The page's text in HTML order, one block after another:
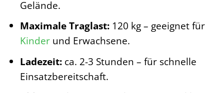
Gelände.
Maximale Traglast:120 kg – geeignet für
Kinderund Erwachsene.
Ladezeit:ca. 2-3 Stunden – für schnelle
Einsatzbereitschaft.